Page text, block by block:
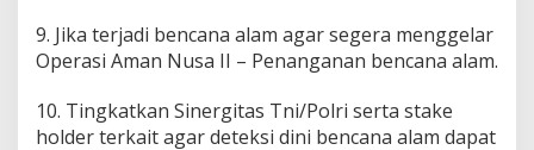
9. Jika terjadi bencana alam agar segera menggelar
Operasi Aman Nusa II – Penanganan bencana alam.
10. Tingkatkan Sinergitas Tni/Polri serta stake
holder terkait agar deteksi dini bencana alam dapat